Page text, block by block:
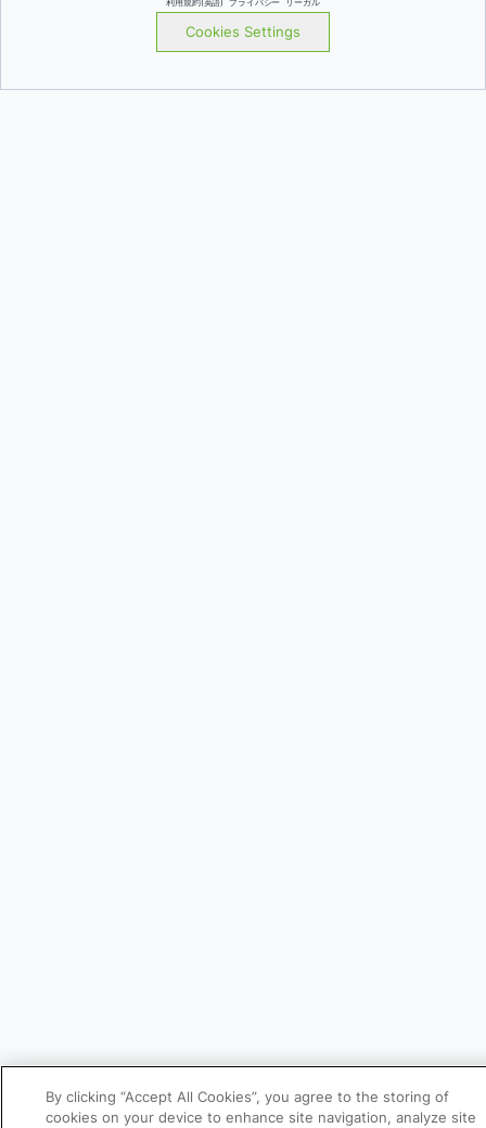
Cookies Settings
By clicking “Accept All Cookies”, you agree to the storing of
cookies on your device to enhance site navigation, analyze site